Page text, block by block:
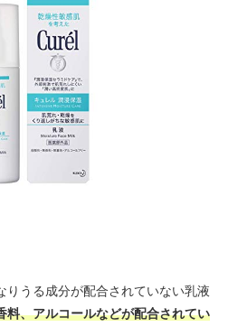
りうる成分が配合されていない乳液
料、アルコールなどが配合されてい